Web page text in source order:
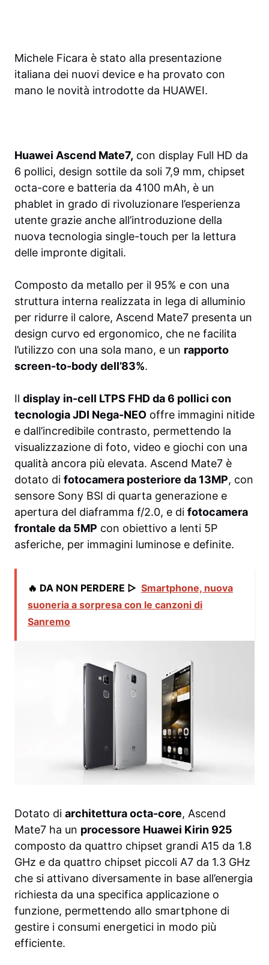
Michele Ficara è stato alla presentazione
italiana dei nuovi device e ha provato con
mano le novità introdotte da HUAWEI.
Huawei Ascend Mate7, con display Full HD da
6 pollici, design sottile da soli 7,9 mm, chipset
octa-core e batteria da 4100 mAh, è un
phablet in grado di rivoluzionare l’esperienza
utente grazie anche all’introduzione della
nuova tecnologia single-touch per la lettura
delle impronte digitali.
Composto da metallo per il 95% e con una
struttura interna realizzata in lega di alluminio
per ridurre il calore, Ascend Mate7 presenta un
design curvo ed ergonomico, che ne facilita
l’utilizzo con una sola mano, e un rapporto
screen-to-body dell’83%.
Il display in-cell LTPS FHD da 6 pollici con
tecnologia JDI Nega-NEO offre immagini nitide
e dall’incredibile contrasto, permettendo la
visualizzazione di foto, video e giochi con una
qualità ancora più elevata. Ascend Mate7 è
dotato di fotocamera posteriore da 13MP, con
sensore Sony BSI di quarta generazione e
apertura del diaframma f/2.0, e di fotocamera
frontale da 5MP con obiettivo a lenti 5P
asferiche, per immagini luminose e definite.
🔥 DA NON PERDERE ▷ Smartphone, nuova
suoneria a sorpresa con le canzoni di
Sanremo
Dotato di architettura octa-core, Ascend
Mate7 ha un processore Huawei Kirin 925
composto da quattro chipset grandi A15 da 1.8
GHz e da quattro chipset piccoli A7 da 1.3 GHz
che si attivano diversamente in base all’energia
richiesta da una specifica applicazione o
funzione, permettendo allo smartphone di
gestire i consumi energetici in modo più
efficiente.